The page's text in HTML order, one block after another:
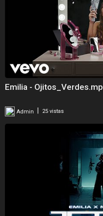
Emilia -
Admin 25 vistas